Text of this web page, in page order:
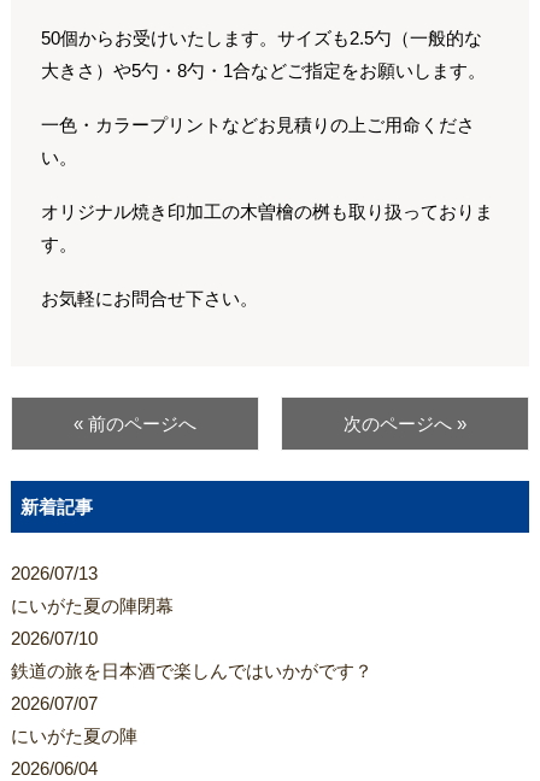
50個からお受けいたします。サイズも2.5勺（一般的な
大きさ）や5勺・8勺・1合などご指定をお願いします。
一色・カラープリントなどお見積りの上ご用命くださ
い。
オリジナル焼き印加工の木曽檜の桝も取り扱っておりま
す。
お気軽にお問合せ下さい。
« 前のページへ 次のページへ »
新着記事
2026/07/13
にいがた夏の陣閉幕
2026/07/10
鉄道の旅を日本酒で楽しんではいかがです？
2026/07/07
にいがた夏の陣
2026/06/04